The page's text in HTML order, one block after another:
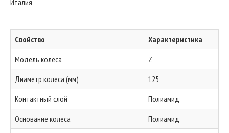
Италия
Свойство
Характеристика
Модель колеса
Z
Диаметр колеса (мм)
125
Контактный слой
Полиамид
Основание колеса
Полиамид